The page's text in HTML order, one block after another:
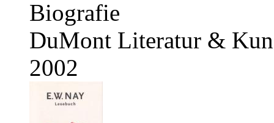
Biografie
DuMont Literatur &
2002